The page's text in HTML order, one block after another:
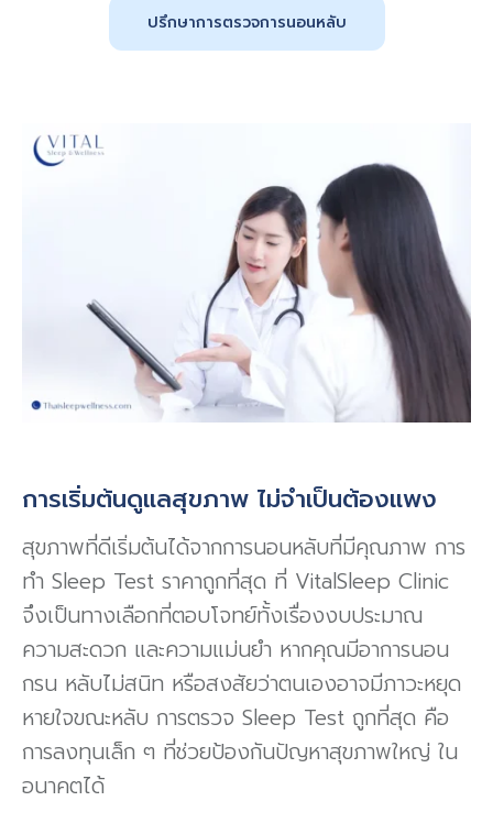
ปรึกษาการตรวจการนอนหลับ
การเริ่มต้นดูแลสุขภาพ ไม่จำเป็นต้องแพง
สุขภาพที่ดีเริ่มต้นได้จากการนอนหลับที่มีคุณภาพ การ
ทำ Sleep Test ราคาถูกที่สุด ที่ VitalSleep Clinic
จึงเป็นทางเลือกที่ตอบโจทย์ทั้งเรื่องงบประมาณ
ความสะดวก และความแม่นยำ หากคุณมีอาการนอน
กรน หลับไม่สนิท หรือสงสัยว่าตนเองอาจมีภาวะหยุด
หายใจขณะหลับ การตรวจ Sleep Test ถูกที่สุด คือ
การลงทุนเล็ก ๆ ที่ช่วยป้องกันปัญหาสุขภาพใหญ่ ใน
อนาคตได้